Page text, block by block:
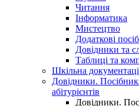
Читання
Інформатика
Мистецтво
Додаткові
Довідники та
Таблиці та
Шкільна
Довідники.
абітурієнтів
Довідники.